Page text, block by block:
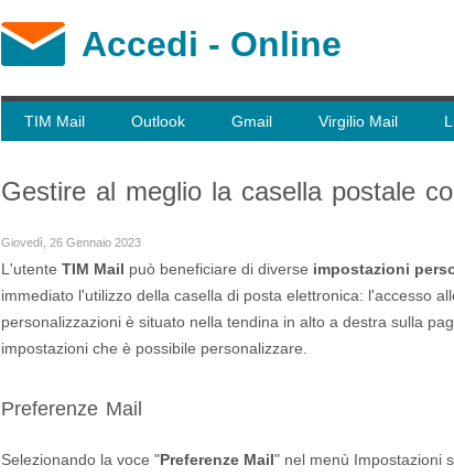
Accedi - Online
TIM Mail Outlook Gmail Virgilio Mail
Gestire al meglio la casella postale
Giovedì, 26 Gennaio 2023
L'utente TIM Mail può beneficiare di diverse impostazioni
immediato l'utilizzo della casella di posta elettronica: l'accesso
personalizzazioni è situato nella tendina in alto a destra sulla
impostazioni che è possibile personalizzare.
Preferenze Mail
Selezionando la voce "Preferenze Mail" nel menù Impostazioni